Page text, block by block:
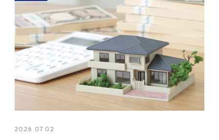
2026.07.02